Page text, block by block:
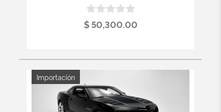
$ 50,300.00
Importación